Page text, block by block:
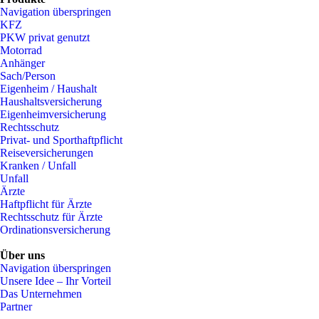
Navigation überspringen
KFZ
PKW privat genutzt
Motorrad
Anhänger
Sach/Person
Eigenheim / Haushalt
Haushaltsversicherung
Eigenheimversicherung
Rechtsschutz
Privat- und Sporthaftpflicht
Reiseversicherungen
Kranken / Unfall
Unfall
Ärzte
Haftpflicht für Ärzte
Rechtsschutz für Ärzte
Ordinationsversicherung
Über uns
Navigation überspringen
Unsere Idee – Ihr Vorteil
Das Unternehmen
Partner